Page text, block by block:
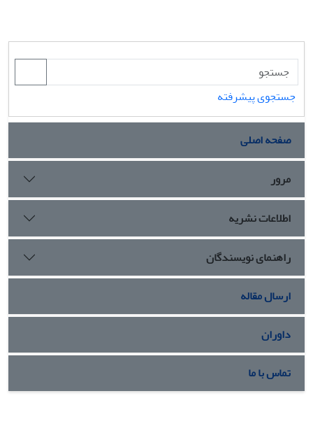
جستجوی پیشرفته
صفحه اصلی
مرور
اطلاعات نشریه
راهنمای نویسندگان
ارسال مقاله
داوران
تماس با ما